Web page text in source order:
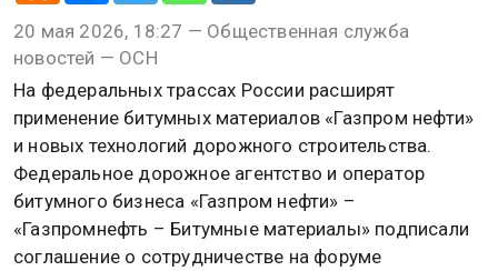
20 мая 2026, 18:27 — Общественная служба
новостей — ОСН
На федеральных трассах России расширят
применение битумных материалов «Газпром нефти»
и новых технологий дорожного строительства.
Федеральное дорожное агентство и оператор
битумного бизнеса «Газпром нефти» –
«Газпромнефть – Битумные материалы» подписали
соглашение о сотрудничестве на форуме